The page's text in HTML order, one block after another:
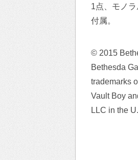
1点、モノ
付属。
© 2015
Bethesda
trademarks
Vault Boy
LLC in the